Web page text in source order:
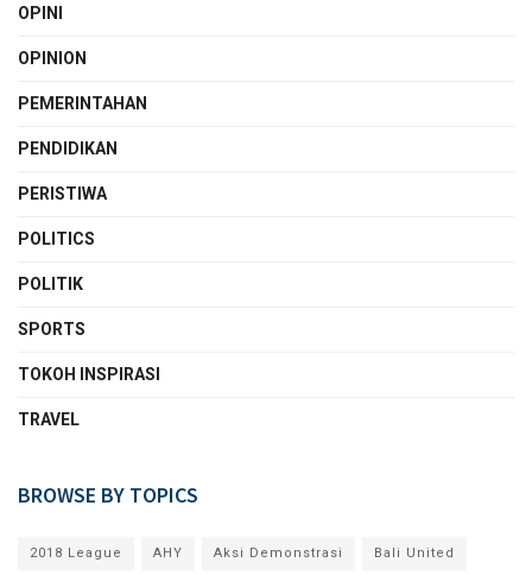
OPINI
OPINION
PEMERINTAHAN
PENDIDIKAN
PERISTIWA
POLITICS
POLITIK
SPORTS
TOKOH INSPIRASI
TRAVEL
BROWSE BY TOPICS
2018 League AHY Aksi Demonstrasi Bali United